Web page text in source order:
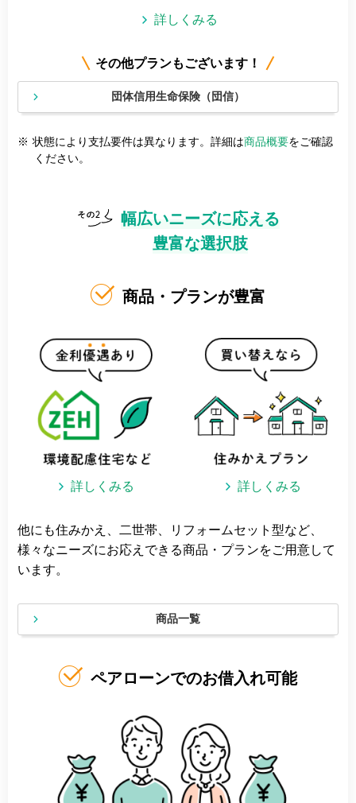
詳しくみる
その他プランもございます！
団体信用生命保険（団信）
※ 状態により支払要件は異なります。詳細は商品概要をご確認
ください。
幅広いニーズに応える
豊富な選択肢
商品・プランが豊富
詳しくみる 詳しくみる
他にも住みかえ、二世帯、リフォームセット型など、
様々なニーズにお応えできる商品・プランをご用意して
います。
商品一覧
ペアローンでのお借入れ可能